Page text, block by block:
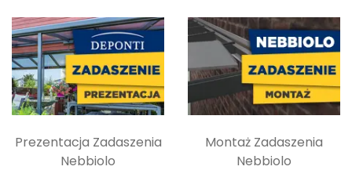
Prezentacja Zadaszenia
Nebbiolo
Montaż Zadaszenia
Nebbiolo